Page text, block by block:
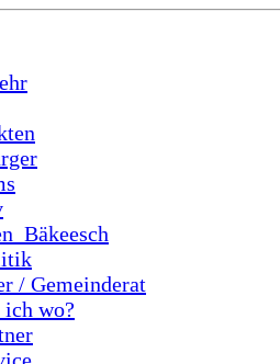
/ Gemeinderat
ich wo?